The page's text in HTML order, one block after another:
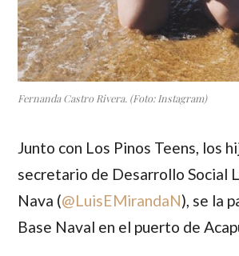
Fernanda Castro Rivera. (Foto: Instagram)
Junto con Los Pinos Teens, los
secretario de Desarrollo Social
Nava (@LuisEMirandaN), se la
Base Naval en el puerto de